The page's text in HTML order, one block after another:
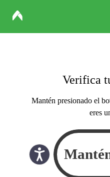
Verifica
Mantén presionado el
eres